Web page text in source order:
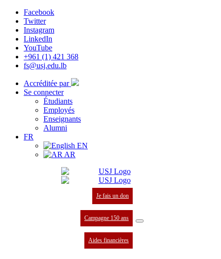
Facebook
Twitter
Instagram
LinkedIn
YouTube
+961 (1) 421 368
fs@usj.edu.lb
Accréditée par
Se connecter
Étudiants
Employés
Enseignants
Alumni
FR
EN
AR
Je fais un don
Campagne 150 ans
Aides financières